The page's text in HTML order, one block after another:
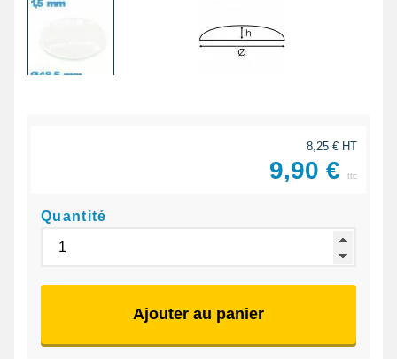
8,25 € HT
9,90 € ttc
Quantité
Ajouter au panier